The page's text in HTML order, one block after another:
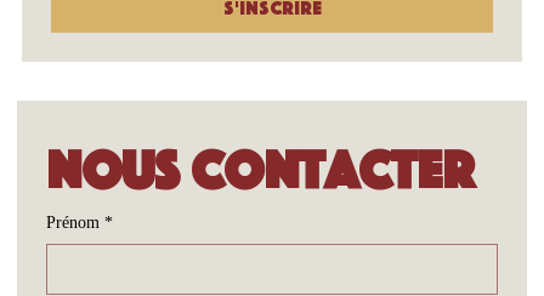
S'inscrire
Nous contacter
Prénom *